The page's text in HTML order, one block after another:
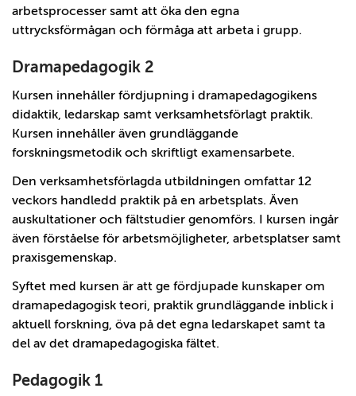
arbetsprocesser samt att öka den egna
uttrycksförmågan och förmåga att arbeta i grupp.
Dramapedagogik 2
Kursen innehåller fördjupning i dramapedagogikens
didaktik, ledarskap samt verksamhetsförlagt praktik.
Kursen innehåller även grundläggande
forskningsmetodik och skriftligt examensarbete.
Den verksamhetsförlagda utbildningen omfattar 12
veckors handledd praktik på en arbetsplats. Även
auskultationer och fältstudier genomförs. I kursen ingår
även förståelse för arbetsmöjligheter, arbetsplatser samt
praxisgemenskap.
Syftet med kursen är att ge fördjupade kunskaper om
dramapedagogisk teori, praktik grundläggande inblick i
aktuell forskning, öva på det egna ledarskapet samt ta
del av det dramapedagogiska fältet.
Pedagogik 1